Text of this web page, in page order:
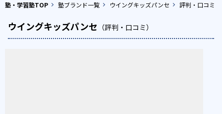
塾・学習塾TOP 塾ブランド一覧 ウイングキッズパンセ 評判・口コミ
ウイングキッズパンセ （評判・口コミ）